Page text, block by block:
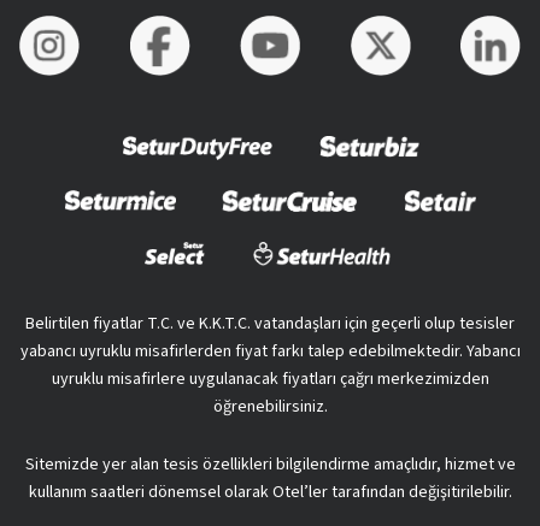
Belirtilen fiyatlar T.C. ve K.K.T.C. vatandaşları için geçerli olup tesisler
yabancı uyruklu misafirlerden fiyat farkı talep edebilmektedir. Yabancı
uyruklu misafirlere uygulanacak fiyatları çağrı merkezimizden
öğrenebilirsiniz.
Sitemizde yer alan tesis özellikleri bilgilendirme amaçlıdır, hizmet ve
kullanım saatleri dönemsel olarak Otel’ler tarafından değişitirilebilir.